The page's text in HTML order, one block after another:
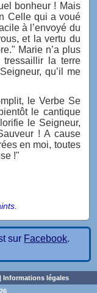
bonheur ! Mais
Celle qui a voué
à l’envoyé du
et la vertu du
Marie n’a plus
la terre
qu’il me
le Verbe Se
le cantique
le Seigneur,
! A cause
en moi, toutes
!"
sur Facebook.
Informations légales